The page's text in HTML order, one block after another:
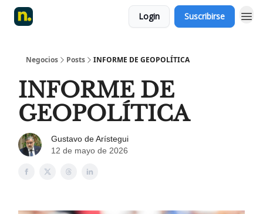
Login Suscribirse
Negocios Posts INFORME DE GEOPOLÍTICA
INFORME DE
GEOPOLÍTICA
Gustavo de Arístegui
12 de mayo de 2026